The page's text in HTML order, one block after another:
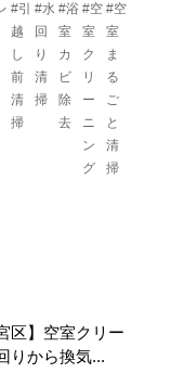
#引
越
し
前
清
掃
#水
回
り
清
掃
#浴
室
カ
ビ
除
去
#空
室
ク
リ
ー
ニ
ン
グ
#空
室
ま
る
ご
と
清
掃
区】空室クリー
りから換気...